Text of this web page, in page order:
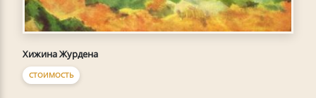
Хижина Журдена
СТОИМОСТЬ